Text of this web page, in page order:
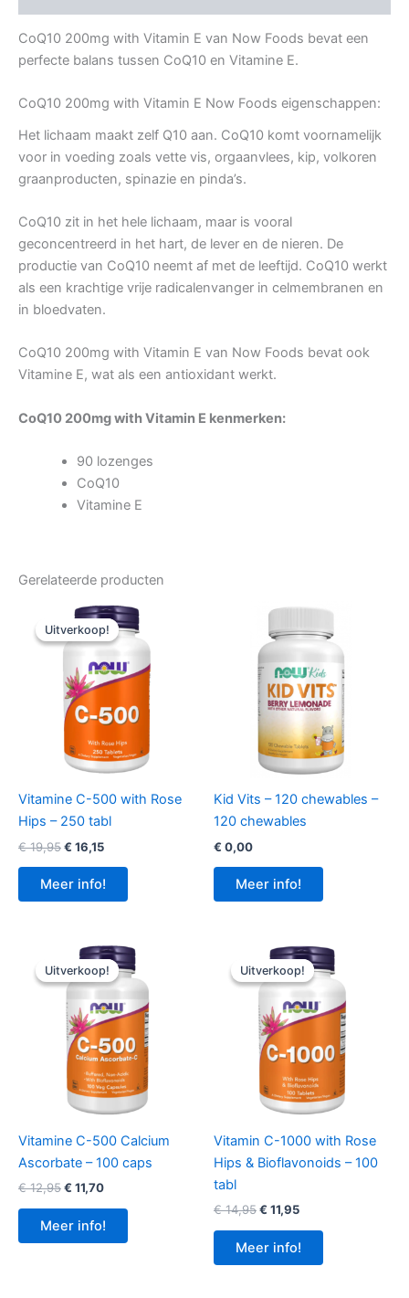
CoQ10 200mg with Vitamin E van Now Foods bevat een
perfecte balans tussen CoQ10 en Vitamine E.
CoQ10 200mg with Vitamin E Now Foods eigenschappen:
Het lichaam maakt zelf Q10 aan. CoQ10 komt voornamelijk
voor in voeding zoals vette vis, orgaanvlees, kip, volkoren
graanproducten, spinazie en pinda’s.
CoQ10 zit in het hele lichaam, maar is vooral
geconcentreerd in het hart, de lever en de nieren. De
productie van CoQ10 neemt af met de leeftijd. CoQ10 werkt
als een krachtige vrije radicalenvanger in celmembranen en
in bloedvaten.
CoQ10 200mg with Vitamin E van Now Foods bevat ook
Vitamine E, wat als een antioxidant werkt.
CoQ10 200mg with Vitamin E kenmerken:
90 lozenges
CoQ10
Vitamine E
Gerelateerde producten
Uitverkoop!
Uitverkoop!
Vitamine C-500 with Rose
Hips – 250 tabl
€19,95Oorspronkelijke
was:
€ 19,95.
€ 16,15Huidige
is:
€ 16,15.
Meer info!
Kid Vits – 120 chewables –
120 chewables
€ 0,00
Meer info!
Uitverkoop!
Uitverkoop!
Vitamine C-500 Calcium
Ascorbate – 100 caps
€12,95Oorspronkelijke
was:
€ 12,95.
€ 11,70Huidige
is:
€ 11,70.
Meer info!
Uitverkoop!
Uitverkoop!
Vitamin C-1000 with Rose
Hips & Bioflavonoids – 100
tabl
€14,95Oorspronkelijke
was:
€ 14,95.
€ 11,95Huidige
is:
€ 11,95.
Meer info!